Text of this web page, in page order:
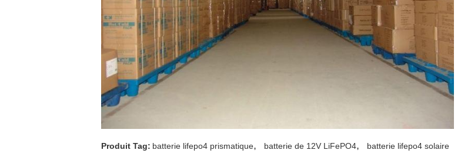
Produit Tag: batterie lifepo4 prismatique, batterie de 12V LiFePO4, batterie lifepo4 solaire